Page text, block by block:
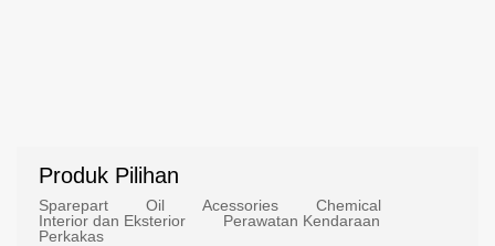
Produk Pilihan
Sparepart Oil Acessories
Chemical
Interior dan Eksterior
Perawatan Kendaraan
Perkakas